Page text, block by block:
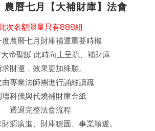
農曆七月【大補財庫】法會
次名額限量只有888組
度農曆七月財庫補運重要時機
帝聖誕 此時向上呈疏、補財庫
求財運，效果更加殊勝。
由專業法師團進行誦經讀疏
壇科儀與代燒補財庫金紙
透過完整法會流程
源廣進、財庫穩固、事業順遂。